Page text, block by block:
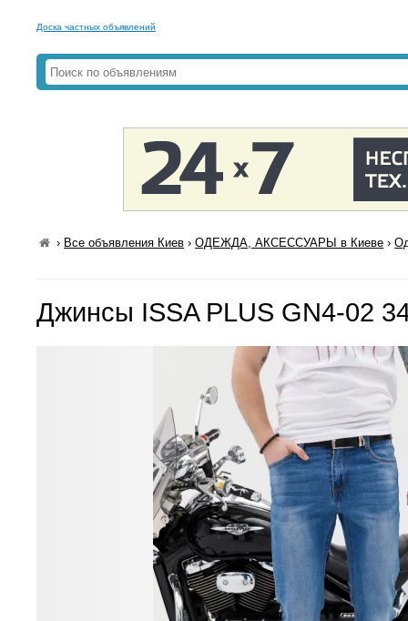
Доска частных объявлений
› Все объявления Киев ›ОДЕЖДА, АКСЕССУАРЫ в Киеве ›
Джинсы ISSA PLUS GN4-02